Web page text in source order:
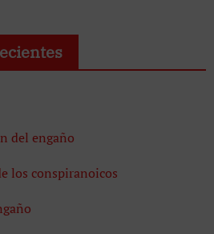
del engaño
los conspiranoicos